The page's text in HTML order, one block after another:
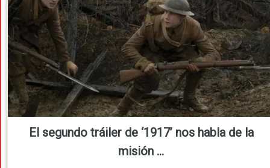
El segundo tráiler de ‘1917’ nos habla de la
misión ...